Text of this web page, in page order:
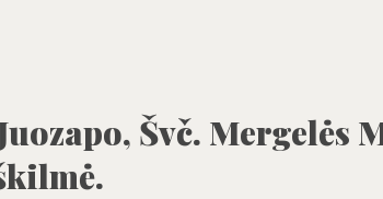
Švč. Mergelės